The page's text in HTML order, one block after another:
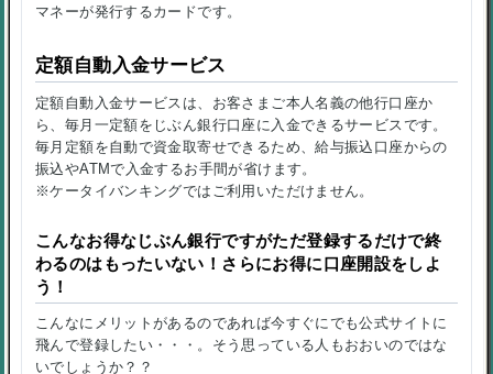
マネーが発行するカードです。
定額自動入金サービス
定額自動入金サービスは、お客さまご本人名義の他行口座か
ら、毎月一定額をじぶん銀行口座に入金できるサービスです。
毎月定額を自動で資金取寄せできるため、給与振込口座からの
振込やATMで入金するお手間が省けます。
※ケータイバンキングではご利用いただけません。
こんなお得なじぶん銀行ですがただ登録するだけで終
わるのはもったいない！さらにお得に口座開設をしよ
う！
こんなにメリットがあるのであれば今すぐにでも公式サイトに
飛んで登録したい・・・。そう思っている人もおおいのではな
いでしょうか？？